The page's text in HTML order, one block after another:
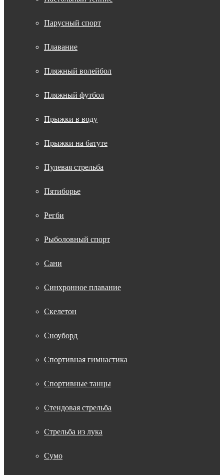
Парусный спорт
Плавание
Пляжный волейбол
Пляжный футбол
Прыжки в воду
Прыжки на батуте
Пулевая стрельба
Пятиборье
Регби
Рыболовный спорт
Сани
Синхронное плавание
Скелетон
Сноуборд
Спортивная гимнастика
Спортивные танцы
Стендовая стрельба
Стрельба из лука
Сумо